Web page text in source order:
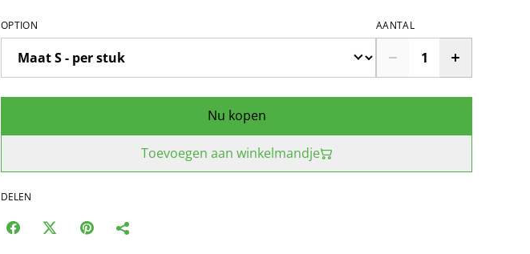
OPTION AANTAL
Nu kopen
Toevoegen aan winkelmandje
DELEN